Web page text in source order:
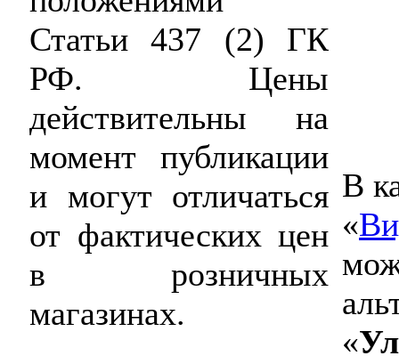
Статьи 437 (2) ГК
РФ. Цены
действительны на
момент публикации
и могут отличаться
от фактических цен
в розничных
магазинах.
В
«
«